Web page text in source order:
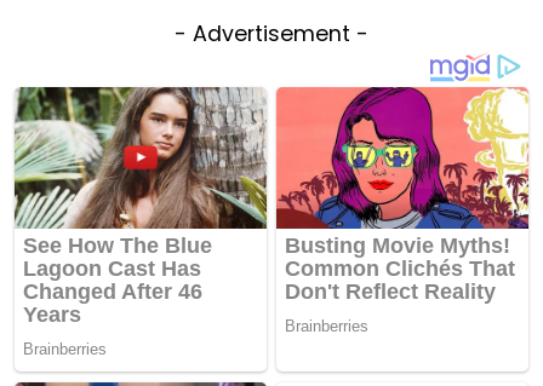
- Advertisement -